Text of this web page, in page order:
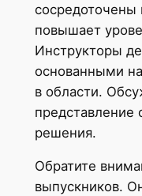
сосредоточены
повышает
Инструкторы
основанными
в области.
представление
решения.
Обратите
выпускников.